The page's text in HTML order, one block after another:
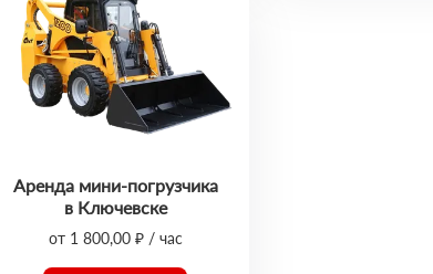
Аренда мини-погрузчика
в Ключевске
от 1 800,00 ₽ / час